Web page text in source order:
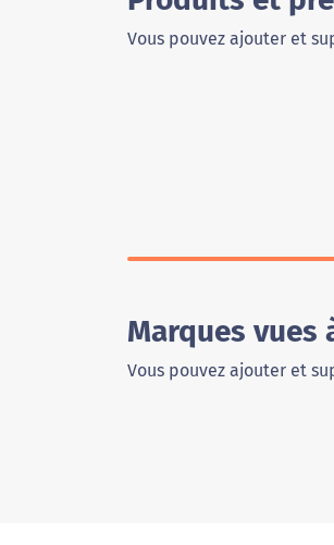
Vous pouvez ajouter et
Marques vues
Vous pouvez ajouter et